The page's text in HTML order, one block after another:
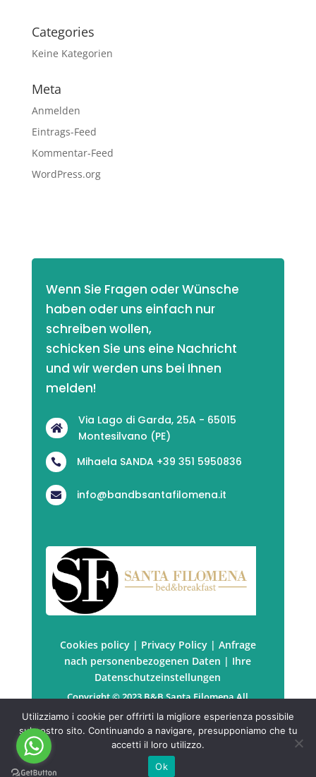
Categories
Keine Kategorien
Meta
Anmelden
Eintrags-Feed
Kommentar-Feed
WordPress.org
Wenn Sie Fragen oder Wünsche
haben oder uns einfach nur
schreiben wollen,
schicken Sie uns eine Nachricht
und wir werden uns bei Ihnen
melden!

Via Lago di Garda, 25A - 65015
Montesilvano (PE)
 Mihaela SANDA +39 351 5950836
 info@bandbsantafilomena.it
Cookies policy| Privacy Policy| Anfrage
nach personenbezogenen Daten | Ihre
Datenschutzeinstellungen
Copyright © 2023 B&B Santa Filomena All
rights reserved. | P.Iva: PRTSDM67B41Z129P
Powered byKuboWeb
Utilizziamo i cookie per offrirti la migliore esperienza possibile
sul nostro sito. Continuando a navigare, presupponiamo che tu
accetti il loro utilizzo.
Ok